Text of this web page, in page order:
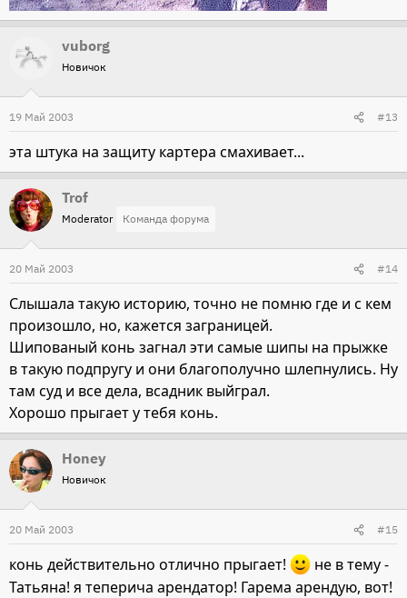
vuborg
Новичок
19 Май 2003 #13
эта штука на защиту картера смахивает...
Trof
Moderator Команда форума
20 Май 2003 #14
Слышала такую историю, точно не помню где и с кем
произошло, но, кажется заграницей.
Шипованый конь загнал эти самые шипы на прыжке
в такую подпругу и они благополучно шлепнулись. Ну
там суд и все дела, всадник выйграл.
Хорошо прыгает у тебя конь.
Honey
Новичок
20 Май 2003 #15
конь действительно отлично прыгает!
не в тему -
Татьяна! я теперича арендатор! Гарема арендую, вот!